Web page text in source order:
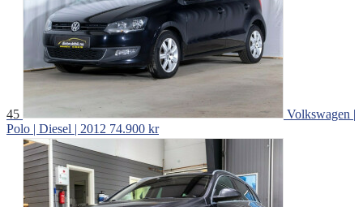
45
Volkswagen |
Polo | Diesel | 2012 74.900 kr